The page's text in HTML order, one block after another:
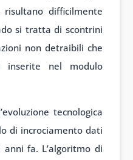
difficilmente
si tratta di scontrini
non detraibili che
inserite nel modulo
tecnologica
di incrociamento dati
fa. L’algoritmo di